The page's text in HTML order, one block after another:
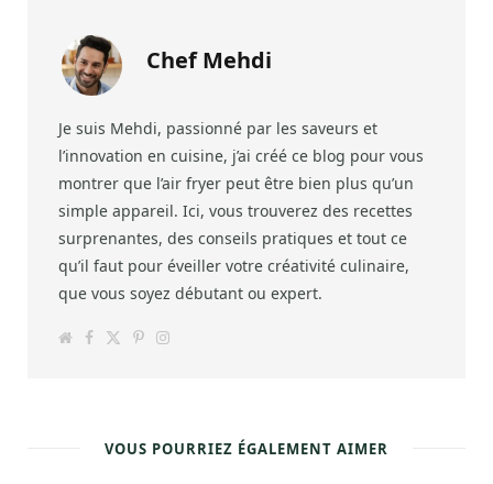
Chef Mehdi
Je suis Mehdi, passionné par les saveurs et
l’innovation en cuisine, j’ai créé ce blog pour vous
montrer que l’air fryer peut être bien plus qu’un
simple appareil. Ici, vous trouverez des recettes
surprenantes, des conseils pratiques et tout ce
qu’il faut pour éveiller votre créativité culinaire,
que vous soyez débutant ou expert.
F
P
s
I
a
VOUS POURRIEZ ÉGALEMENT AIMER